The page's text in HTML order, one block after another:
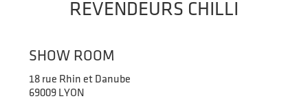
REVENDEURS CHILLI
SHOW ROOM
18 rue Rhin et Danube
69009 LYON